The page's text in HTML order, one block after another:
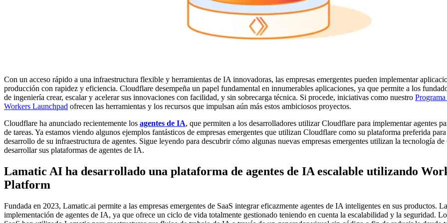
Con un acceso rápido a una infraestructura flexible y herramientas de IA innovadoras, las empresas emergentes pueden implementar
producción con rapidez y eficiencia. Cloudflare desempeña un papel fundamental en innumerables aplicaciones, ya que permite a los
de ingeniería crear, escalar y acelerar sus innovaciones con facilidad, y sin sobrecarga técnica. Si procede, iniciativas como nuestro
Workers Launchpad ofrecen las herramientas y los recursos que impulsan aún más estos ambiciosos proyectos.
Cloudflare ha anunciado recientemente los agentes de IA, que permiten a los desarrolladores utilizar Cloudflare para implementar agentes
de tareas. Ya estamos viendo algunos ejemplos fantásticos de empresas emergentes que utilizan Cloudflare como su plataforma preferida
desarrollo de su infraestructura de agentes. Sigue leyendo para descubrir cómo algunas nuevas empresas emergentes utilizan la tecnología
desarrollar sus plataformas de agentes de IA.
Lamatic AI ha desarrollado una plataforma de agentes de IA escalable utilizando
Platform
Fundada en 2023, Lamatic.ai permite a las empresas emergentes de SaaS integrar eficazmente agentes de IA inteligentes en sus productos.
implementación de agentes de IA, ya que ofrece un ciclo de vida totalmente gestionado teniendo en cuenta la escalabilidad y la seguridad.